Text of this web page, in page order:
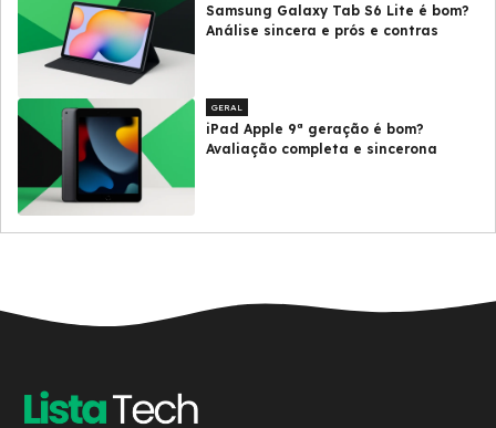
Samsung Galaxy Tab S6 Lite é bom?
Análise sincera e prós e contras
GERAL
iPad Apple 9ª geração é bom?
Avaliação completa e sincerona